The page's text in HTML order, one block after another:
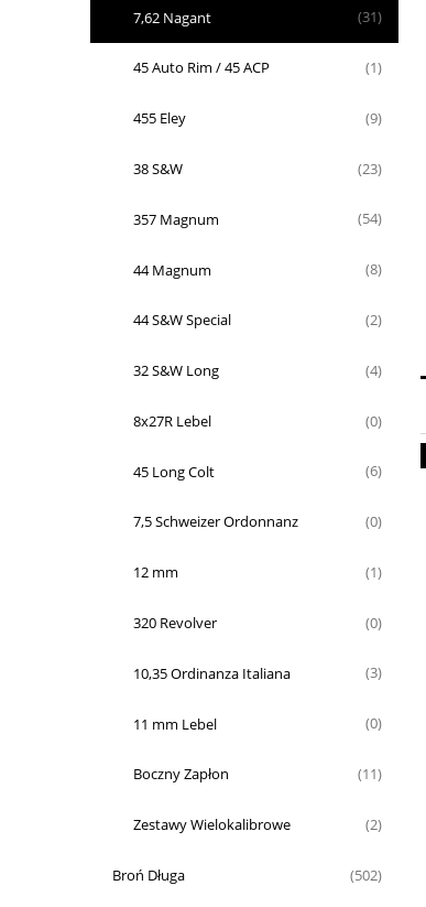
7,62 Nagant (31)
45 Auto Rim / 45 ACP (1)
455 Eley (9)
38 S&W (23)
357 Magnum (54)
44 Magnum (8)
44 S&W Special (2)
32 S&W Long (4)
8x27R Lebel (0)
45 Long Colt (6)
7,5 Schweizer Ordonnanz (0)
12 mm (1)
320 Revolver (0)
10,35 Ordinanza Italiana (3)
11 mm Lebel (0)
Boczny Zapłon (11)
Zestawy Wielokalibrowe (2)
Broń Długa (502)